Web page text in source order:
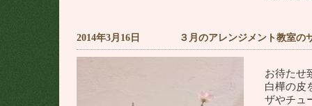
2014年3月16日 ３月のアレンジメント教室の
お待たせ
白樺の皮
ザやチュ